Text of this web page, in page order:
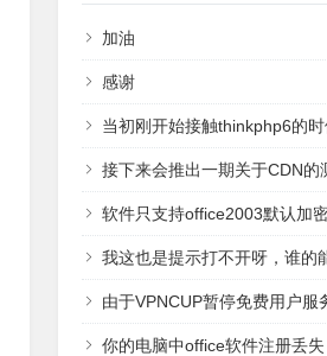
加油
感谢
当初刚开始接触thinkphp6的时候就发现每次请求都要加载100
接下来会推出一期关于CDN的
软件只支持office2003默认加密方式加密的文档，2007
我这也是提示打不开呀，谁的能够破解 帮我一下
由于VPNCUP暂停免费用户服务，现在建议使用Green加速器，另一个免费的VPN（免费试用200M流量上限，可重复
你的电脑中office软件注册丢失，重新下载一个